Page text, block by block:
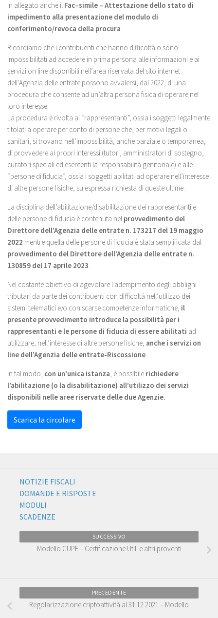
In allegato anche il Fac–simile – Attestazione dello stato di
impedimento alla presentazione del modulo di
conferimento/revoca della procura.
Ricordiamo che i contribuenti che hanno difficoltà o sono
impossibilitati ad accedere in prima persona alle informazioni e ai
servizi on line disponibili nell’area riservata del sito internet
dell’Agenzia delle entrate possono avvalersi, dal 2022, di una
procedura che consente ad un’altra persona fisica di operare nel
loro interesse.
La procedura è rivolta ai “rappresentanti”, ossia i soggetti legalmente
titolati a operare per conto di persone che, per motivi legali o
sanitari, si trovano nell’impossibilità, anche parziale o temporanea,
di provvedere ai propri interessi (tutori, amministratori di sostegno,
curatori speciali ed esercenti la responsabilità genitoriale) e alle
“persone di fiducia”, ossia i soggetti abilitati ad operare nell’interesse
di altre persone fisiche, su espressa richiesta di queste ultime.
La disciplina dell’abilitazione/disabilitazione dei rappresentanti e
delle persone di fiducia è contenuta nel provvedimento del
Direttore dell’Agenzia delle entrate n. 173217 del 19 maggio
2022 mentre quella delle persone di fiducia è stata semplificata dal
provvedimento del Direttore dell’Agenzia delle entrate n.
130859 del 17 aprile 2023.
Nel costante obiettivo di agevolare l’adempimento degli obblighi
tributari da parte dei contribuenti con difficoltà nell’utilizzo dei
sistemi telematici e/o con scarse competenze informatiche, il
presente provvedimento introduce la possibilità per i
rappresentanti e le persone di fiducia di essere abilitati ad
utilizzare, nell’interesse di altre persone fisiche, anche i servizi on
line dell’Agenzia delle entrate-Riscossione.
In tal modo, con un’unica istanza, è possibile richiedere
l’abilitazione (o la disabilitazione) all’utilizzo dei servizi
disponibili nelle aree riservate delle due Agenzie.
Scarica la circolare
NOTIZIE FISCALI
DOMANDE E RISPOSTE
MODULI
SCADENZE
SUCCESSIVO
Modello CUPE – Certificazione Utili e altri proventi
PRECEDENTE
Regolarizzazione criptoattività al 31.12.2021 – Modello